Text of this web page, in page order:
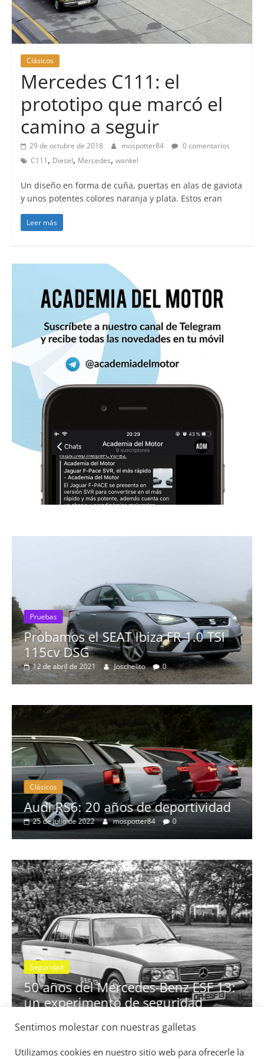
Clásicos
Mercedes C111: el
prototipo que marcó el
camino a seguir
29 de octubre de 2018 mospotter84
0 comentarios
C111, Diesel, Mercedes, wankel
Un diseño en forma de cuña, puertas en alas de gaviota
y unos potentes colores naranja y plata. Estos eran
Leer más
Pruebas
Probamos el SEAT Ibiza FR 1.0 TSI
115cv DSG
12 de abril de 2021 Joschelito 0
Clásicos
Audi RS6: 20 años de deportividad
25 de julio de 2022 mospotter84 0
Seguridad
50 años del Mercedes-Benz ESF 13:
un experimento de seguridad
Sentimos molestar con nuestras galletas
Utilizamos cookies en nuestro sitio web para ofrecerle la